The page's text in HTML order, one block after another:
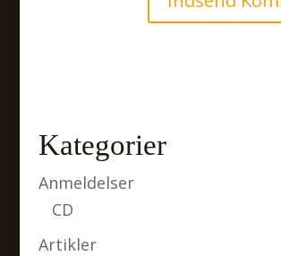
Kategorier
Anmeldelser
CD
Artikler